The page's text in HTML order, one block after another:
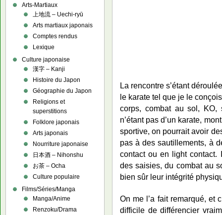
La rencontre s’étant
le karate tel que je le
corps, combat au sol, KO,
n’étant pas d’un karate,
sportive, on pourrait avoir
pas à des sautillements, à
contact ou en light
des saisies, du combat au
bien sûr leur intégrité
On me l’a fait remarqué, et
difficile de différencier
Arts-Martiaux
上地流 – Uechi-ryū
Arts martiaux japonais
Comptes rendus
Lexique
Culture japonaise
漢字 – Kanji
Histoire du Japon
Géographie du Japon
Religions et
superstitions
Folklore japonais
Arts japonais
Nourriture japonaise
日本酒 – Nihonshu
お茶 – Ocha
Culture populaire
Films/Séries/Manga
Manga/Anime
Renzoku/Drama